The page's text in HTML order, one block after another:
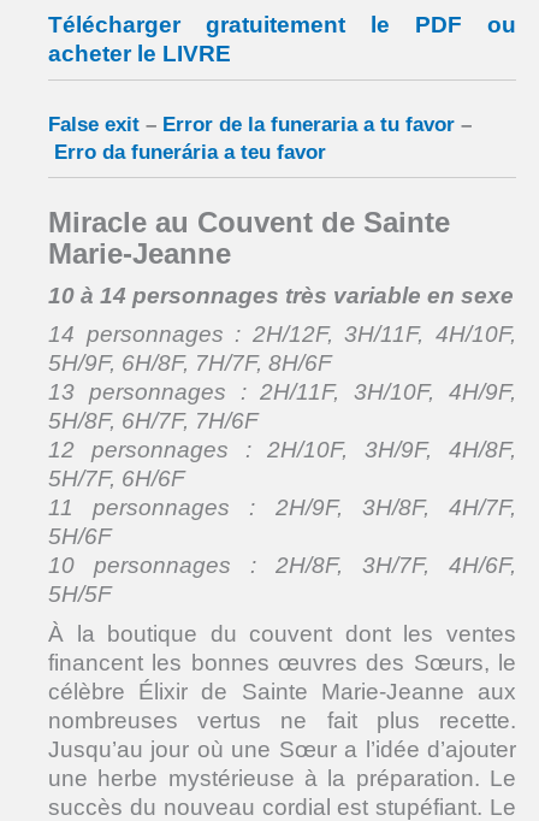
Télécharger gratuitement le PDF ou
acheter le LIVRE
False exit – Error de la funeraria a tu favor –
Erro da funerária a teu favor
Miracle au Couvent de Sainte
Marie-Jeanne
10 à 14 personnages très variable en sexe
14 personnages : 2H/12F, 3H/11F, 4H/10F,
5H/9F, 6H/8F, 7H/7F, 8H/6F
13 personnages : 2H/11F, 3H/10F, 4H/9F,
5H/8F, 6H/7F, 7H/6F
12 personnages : 2H/10F, 3H/9F, 4H/8F,
5H/7F, 6H/6F
11 personnages : 2H/9F, 3H/8F, 4H/7F,
5H/6F
10 personnages : 2H/8F, 3H/7F, 4H/6F,
5H/5F
À la boutique du couvent dont les ventes
financent les bonnes œuvres des Sœurs, le
célèbre Élixir de Sainte Marie-Jeanne aux
nombreuses vertus ne fait plus recette.
Jusqu’au jour où une Sœur a l’idée d’ajouter
une herbe mystérieuse à la préparation. Le
succès du nouveau cordial est stupéfiant. Le